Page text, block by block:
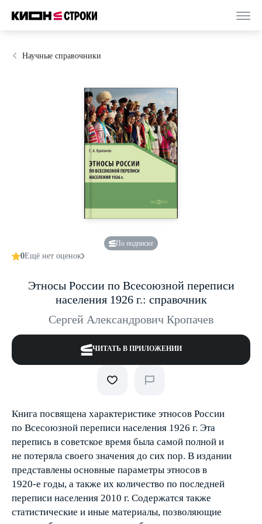
Научные справочники
По подписке
0Ещё нет оценок
Этносы России по Всесоюзной переписи
населения 1926 г.: справочник
Сергей Александрович Кропачев
ЧИТАТЬ В ПРИЛОЖЕНИИ
Книга посвящена характеристике этносов России
по Всесоюзной переписи населения 1926 г. Эта
перепись в советское время была самой полной и
не потеряла своего значения до сих пор. В издании
представлены основные параметры этносов в
1920-е годы, а также их количество по последней
переписи населения 2010 г. Содержатся также
статистические и иные материалы, позволяющие